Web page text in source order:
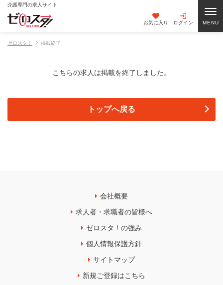
介護専門の求人サイト
お気に入り ログイン
ゼロスタ！ 掲載終了
こちらの求人は掲載を終了しました。
トップへ戻る
会社概要
求人者・求職者の皆様へ
ゼロスタ！の強み
個人情報保護方針
サイトマップ
新規ご登録はこちら